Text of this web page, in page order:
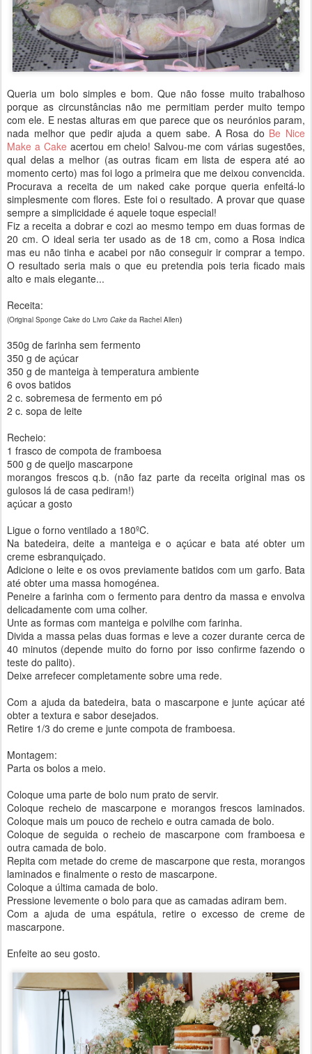
Queria um bolo simples e bom. Que não fosse muito trabalhoso
porque as circunstâncias não me permitiam perder muito tempo
com ele. E nestas alturas em que parece que os neurónios param,
nada melhor que pedir ajuda a quem sabe. A Rosa do Be Nice
Make a Cake acertou em cheio!Salvou-me com várias sugestões,
qual delas a melhor (as outras ficam em lista de espera até ao
momento certo) mas foi logo a primeira que me deixou convencida.
Procurava a receita de um naked cake porque queria enfeitá-lo
simplesmente com flores. Este foi o resultado. A provar que quase
sempre a simplicidade é aquele toque especial!
Fiz a receita a dobrar e cozi ao mesmo tempo em duas formas de
20 cm. O ideal seria ter usado as de 18 cm, como a Rosa indica
mas eu não tinha e acabei por não conseguir ir comprar a tempo.
O resultado seria mais o que eu pretendia pois teria ficado mais
alto e mais elegante...
Receita:
(Original Sponge Cake do Livro Cake da Rachel Allen)
350g de farinha sem fermento
350 g de açúcar
350 g de manteiga à temperatura ambiente
6 ovos batidos
2 c. sobremesa de fermento em pó
2 c. sopa de leite
Recheio:
1 frasco de compota de framboesa
500 g de queijo mascarpone
morangos frescos q.b. (não faz parte da receita original mas os
gulosos lá de casa pediram!)
açúcar a gosto
Ligue o forno ventilado a 180ºC.
Na batedeira, deite a manteiga e o açúcar e bata até obter um
creme esbranquiçado.
Adicione o leite e os ovos previamente batidos com um garfo. Bata
até obter uma massa homogénea.
Peneire a farinha com o fermento para dentro da massa e envolva
delicadamente com uma colher.
Unte as formas com manteiga e polvilhe com farinha.
Divida a massa pelas duas formas e leve a cozer durante cerca de
40 minutos (depende muito do forno por isso confirme fazendo o
teste do palito).
Deixe arrefecer completamente sobre uma rede.
Com a ajuda da batedeira, bata o mascarpone e junte açúcar até
obter a textura e sabor desejados.
Retire 1/3 do creme e junte compota de framboesa.
Montagem:
Parta os bolos a meio.
Coloque uma parte de bolo num prato de servir.
Coloque recheio de mascarpone e morangos frescos laminados.
Coloque mais um pouco de recheio e outra camada de bolo.
Coloque de seguida o recheio de mascarpone com framboesa e
outra camada de bolo.
Repita com metade do creme de mascarpone que resta, morangos
laminados e finalmente o resto de mascarpone.
Coloque a última camada de bolo.
Pressione levemente o bolo para que as camadas adiram bem.
Com a ajuda de uma espátula, retire o excesso de creme de
mascarpone.
Enfeite ao seu gosto.